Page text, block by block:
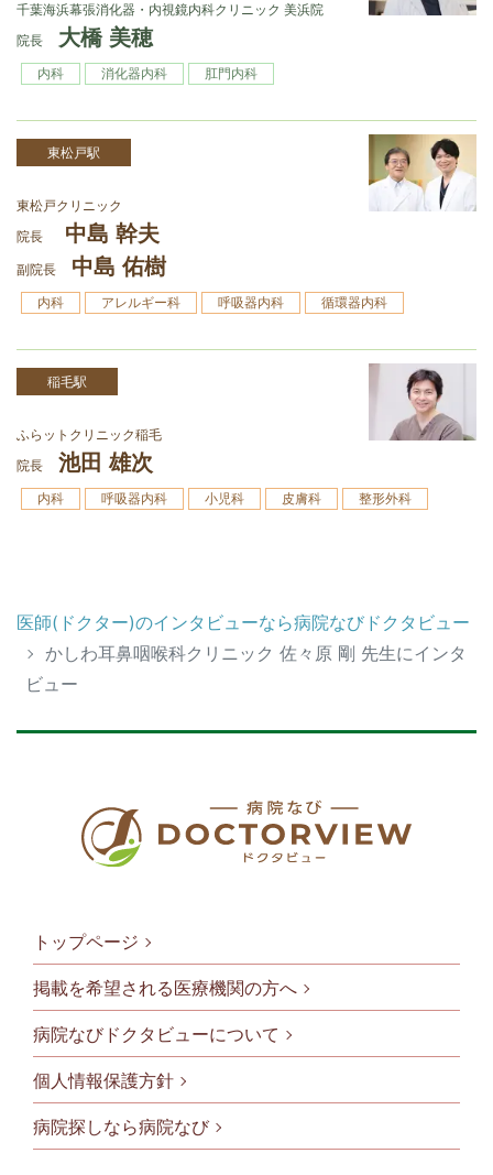
千葉海浜幕張消化器・内視鏡内科クリニック 美浜院
院長
大橋 美穂
内科 消化器内科 肛門内科
東松戸駅
東松戸クリニック
院長
中島 幹夫
副院長 中島 佑樹
内科 アレルギー科 呼吸器内科 循環器内科
稲毛駅
ふらットクリニック稲毛
院長
池田 雄次
内科 呼吸器内科 小児科 皮膚科 整形外科
医師(ドクター)のインタビューなら病院なびドクタビュー
かしわ耳鼻咽喉科クリニック 佐々原 剛 先生にインタ
ビュー
フッタメニ
トップページ
掲載を希望される医療機関の方へ
病院なびドクタビューについて
個人情報保護方針
病院探しなら病院なび